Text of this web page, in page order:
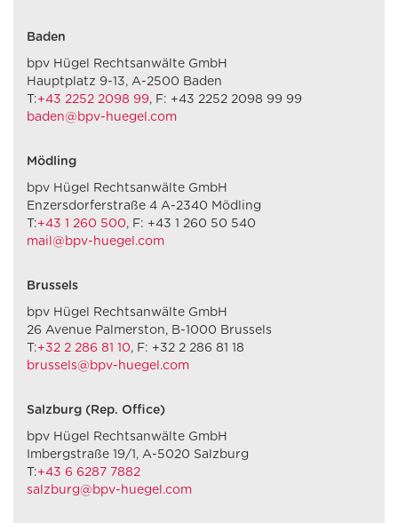
Baden
bpv Hügel Rechtsanwälte GmbH
Hauptplatz 9-13, A-2500 Baden
T:+43 2252 2098 99, F: +43 2252 2098 99 99
baden@bpv-huegel.com
Mödling
bpv Hügel Rechtsanwälte GmbH
Enzersdorferstraße 4 A-2340 Mödling
T:+43 1 260 500, F: +43 1 260 50 540
mail@bpv-huegel.com
Brussels
bpv Hügel Rechtsanwälte GmbH
26 Avenue Palmerston, B-1000 Brussels
T:+32 2 286 81 10, F: +32 2 286 81 18
brussels@bpv-huegel.com
Salzburg (Rep. Office)
bpv Hügel Rechtsanwälte GmbH
Imbergstraße 19/1, A-5020 Salzburg
T:+43 6 6287 7882
salzburg@bpv-huegel.com